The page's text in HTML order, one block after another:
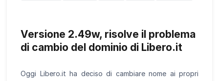
Versione 2.49w, risolve il problema
di cambio del dominio di Libero.it
Oggi Libero.it ha deciso di cambiare nome ai propri